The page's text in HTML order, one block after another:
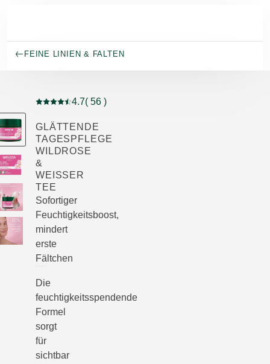
FEINE LINIEN & FALTEN
Aktuelle Bewertung: 4.7 von 5 Sternen bewertet von
4.7( 56 )
GLÄTTENDE
TAGESPFLEGE
WILDROSE
&
WEISSER T
EE
Sofortiger
Feuchtigkeitsboost,
mindert
erste
Fältchen
Die
feuchtigkeitsspendende
Formel
sorgt
für
sichtbar